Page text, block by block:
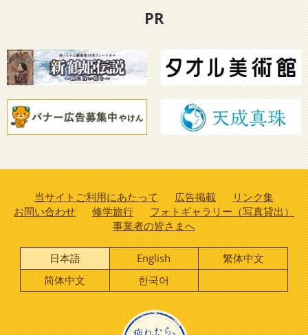
PR
当サイトご利用にあたって 広告掲載
リンク集
お問い合わせ
修学旅行
フォトギャラリー（写真貸出）
事業者の皆さまへ
日本語 English
繁体中文
简体中文
한국어